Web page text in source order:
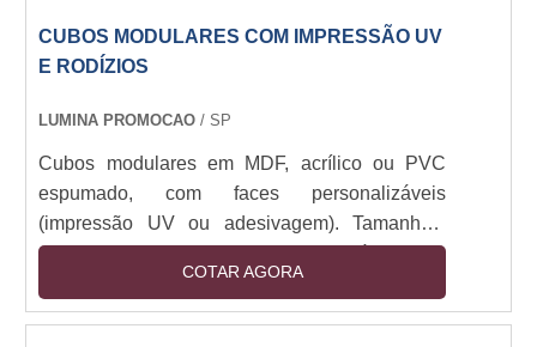
CUBOS MODULARES COM IMPRESSÃO UV
E RODÍZIOS
LUMINA PROMOCAO / SP
Cubos modulares em MDF, acrílico ou PVC
espumado, com faces personalizáveis
(impressão UV ou adesivagem). Tamanhos:
30x30cm a 1x1m. Estrutura montável com
encaixe ou imã, opcional com base em aço ou
rodízios. Iluminação LED integrada (12V).
COTAR AGORA